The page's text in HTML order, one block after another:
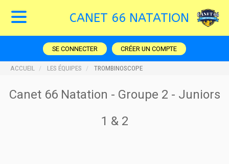
CANET 66 NATATION
SE CONNECTER CRÉER UN COMPTE
ACCUEIL LES ÉQUIPES TROMBINOSCOPE
Canet 66 Natation - Groupe 2 - Juniors
1 & 2